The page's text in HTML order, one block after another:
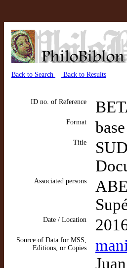
Back to Search Back to Results
ID no. of Reference
Format
Title
Associated persons
Date / Location
Source of Data for MSS,
Editions, or Copies